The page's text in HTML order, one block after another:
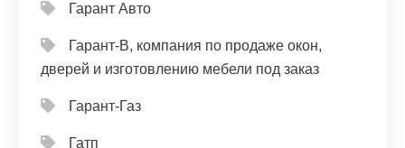
Гарант Авто
Гарант-В, компания по продаже окон,
дверей и изготовлению мебели под заказ
Гарант-Газ
Гатп